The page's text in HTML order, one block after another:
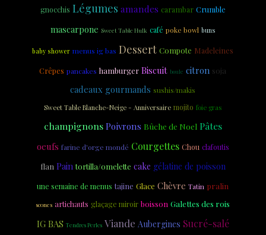
gnocchis Légumes amandes carambar Crumble
mascarpone Sweet Table Hulk café poke bowl buns
baby shower menus ig bas Dessert Compote Madeleines
Crêpes pancakes hamburger Biscuit boule citron soja
cadeaux gourmands sushis/makis
Sweet Table Blanche-Neige - Anniversaire mojito foie gras
champignons Poivrons Bûche de Noel Pâtes
oeufs farine d'orge mondé Courgettes Chou clafoutis
flan Pain tortilla/omelette cake gélatine de poisson
une semaine de menus tajine Glace Chèvre Tatin pralin
scones artichauts glaçage miroir boisson Galettes des rois
IG BAS Tendres Perles Viande Aubergines Sucré-salé